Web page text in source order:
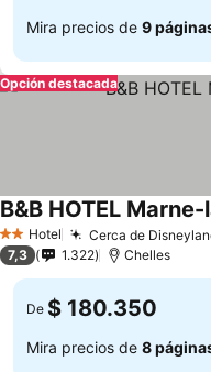
Mira precios de 9
Opción destacada
2 Estrellas
Hotel Cerca de
B&B HOTEL
7,3 1.322 Chelles
De $ 180.350
Mira precios de 8